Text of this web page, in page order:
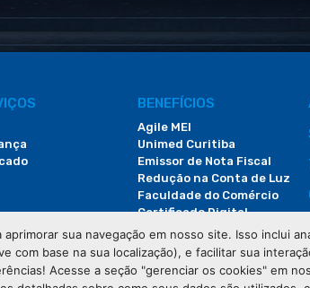
BENEFÍCIOS
Agile MEI
Unimed Curitiba
Emissor de Nota Fiscal
Redução na Conta de Luz
Faculdade do Comércio
Certificado Digital
sua navegação em nosso site. Isso inclui
com base na sua localização), e facilitar sua
Acesse a seção "gerenciar os cookies" em